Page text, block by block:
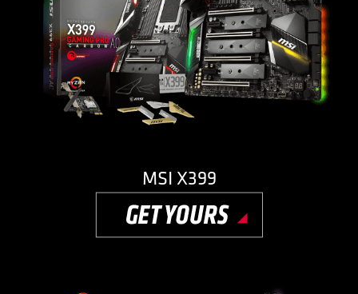
MSI X399